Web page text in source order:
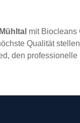
mit Biocleans
Qualität
den